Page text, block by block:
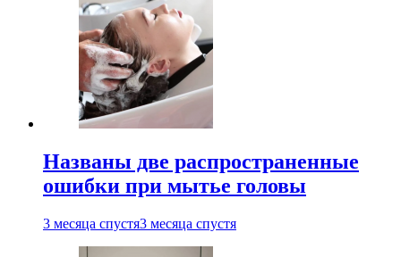
Названы две распространенные
ошибки при мытье головы
3 месяца спустя3 месяца спустя